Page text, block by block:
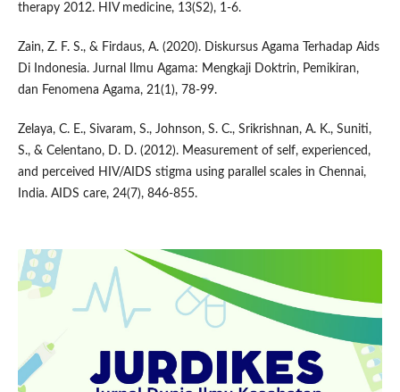
therapy 2012. HIV medicine, 13(S2), 1-6.
Zain, Z. F. S., & Firdaus, A. (2020). Diskursus Agama Terhadap Aids
Di Indonesia. Jurnal Ilmu Agama: Mengkaji Doktrin, Pemikiran,
dan Fenomena Agama, 21(1), 78-99.
Zelaya, C. E., Sivaram, S., Johnson, S. C., Srikrishnan, A. K., Suniti,
S., & Celentano, D. D. (2012). Measurement of self, experienced,
and perceived HIV/AIDS stigma using parallel scales in Chennai,
India. AIDS care, 24(7), 846-855.